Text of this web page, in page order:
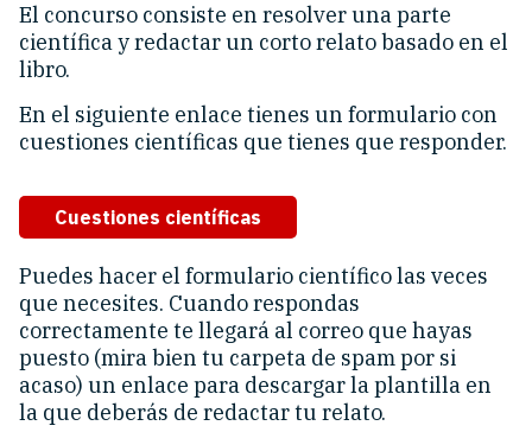
El concurso consiste en resolver una parte
científica y redactar un corto relato basado en el
libro.
En el siguiente enlace tienes un formulario con
cuestiones científicas que tienes que responder.
Cuestiones científicas
Puedes hacer el formulario científico las veces
que necesites. Cuando respondas
correctamente te llegará al correo que hayas
puesto (mira bien tu carpeta de spam por si
acaso) un enlace para descargar la plantilla en
la que deberás de redactar tu relato.